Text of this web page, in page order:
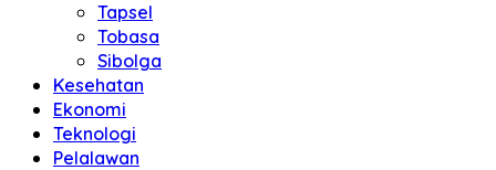
Tapsel
Tobasa
Sibolga
Kesehatan
Ekonomi
Teknologi
Pelalawan